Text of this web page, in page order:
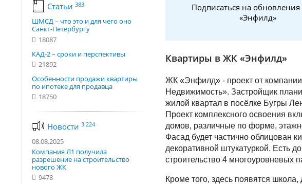
Статьи 383
ШМСД – что это и для чего оно
Санкт-Петербургу
18087
КАД-2 – сроки и перспективы
21892
Особенности продажи квартиры
по ипотеке для продавца
18750
Новости 3 224
08.08.2025
Компания Л1 получила
разрешение на строительство
нового ЖК
9478
Подписаться на
«Энфилд»
Квартиры в ЖК «Энфилд»
ЖК «Энфилд» - проект от
Недвижимость». Застройщик
жилой квартал в посёлке Бугры
Проект комплексного освоения
домов, различные по форме,
Фасад будет частично облицован
декоративной штукатуркой. Есть
строительство 4 многоуровневых
Кроме того, здесь появятся